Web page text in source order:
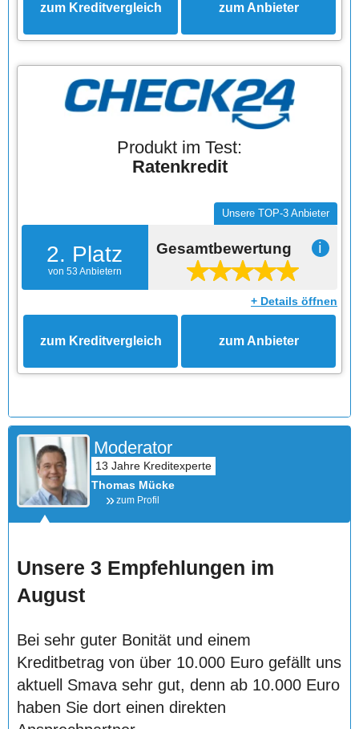
zum Kreditvergleich zum Anbieter
Produkt im Test:
Ratenkredit
2. Platz
von 53 Anbietern
Unsere TOP-3 Anbieter
Gesamtbewertung ℹ
+ Details öffnen
zum Kreditvergleich zum Anbieter
Moderator
Thomas Mücke
zum Profil
Unsere 3 Empfehlungen im
August
Bei sehr guter Bonität und einem
Kreditbetrag von über 10.000 Euro gefällt uns
aktuell Smava sehr gut, denn ab 10.000 Euro
haben Sie dort einen direkten